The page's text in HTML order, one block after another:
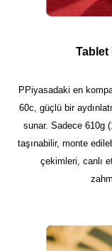
Tablet
PPiyasadaki en
60c, güçlü bir
sunar. Sadece 610g
taşınabilir, monte
çekimleri, canlı